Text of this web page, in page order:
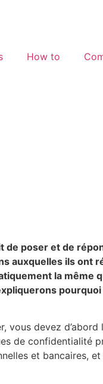
How to
de poser et de
ils ont
la
vous devez
de confidentialité
et bancaires,